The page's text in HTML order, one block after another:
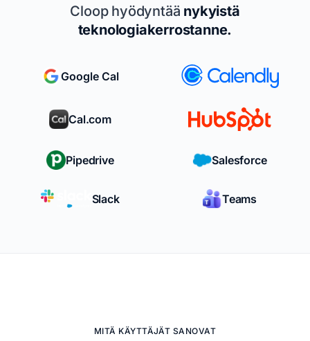
Cloop hyödyntää nykyistä
teknologiakerrostanne.
Google Cal
Cal.com
Pipedrive Salesforce
Slack Teams
MITÄ KÄYTTÄJÄT SANOVAT